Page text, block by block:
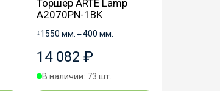
Торшер ARTE Lamp
A2070PN-1BK
↕1550 мм. ↔400 мм.
14 082 ₽
В наличии: 73 шт.